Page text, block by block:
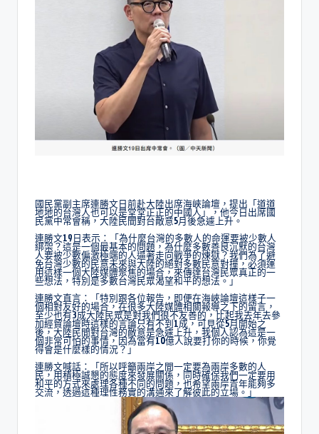
國民黨副主席連勝文日前赴大陸出席海峽論壇，提出「道道
地地的台灣人也可以是堂堂正正的中國人」，他今日出席國
民黨中常會稱，大陸民間對台敵意5月後急遽上升。
連勝文19日表示：「為什麼台灣的多數人的命運要被少數人
綁架？這是一個最基本的問題，為什麼多數善良沉默的台灣
人要被少數偏激極端的人逼著走向戰爭的煉獄？我們為了避
免台灣少數的民意未來與大陸的絕對多數民意對撞，必須運
用這樣一個大陸媒體聚焦的場合，來傳達台灣民眾真正的一
些想法，特別是多數台灣民眾渴望和平的想法。」
連勝文直言：「特別跟各位報告，即便在海峽論壇這樣子一
個相對友好的場合，在很多大陸媒體相關報導之下的留言，
至少也有3成大陸民眾是對我們很不友善的，比起我去年去參
加經貿論壇時這樣的言論只有不到1成，可見從5月開始之
後，大陸民間對台灣的敵意是急遽上升，我個人認為這是一
個非常可怕的事情，因為當有10億人說要打你的時候，你覺
得會是什麼樣的情況？」
連勝文喊話：「所以呼籲兩岸之間一定要為兩岸多數的人
民，用積極誠懇的態度來發展關係，同時確保我們一定要用
和平的方式來處理各種不同的問題，也希望兩岸青年能夠多
交流，透過這種理性務實的溝通來了解彼此的立場。」